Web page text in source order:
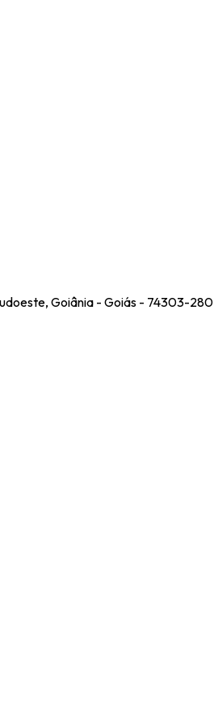
Goiânia - Goiás - 74303-280